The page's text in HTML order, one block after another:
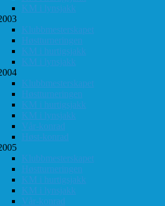
KM i lynsjakk
Klubbmesterskapet
Høstturneringen
KM i hurtigsjakk
KM i lynsjakk
Klubbmesterskapet
Høstturneringen
KM i hurtigsjakk
KM i lynsjakk
Vår-konrad
Høst-konrad
Klubbmesterskapet
Høstturneringen
KM i hurtigsjakk
KM i lynsjakk
Vår-konrad